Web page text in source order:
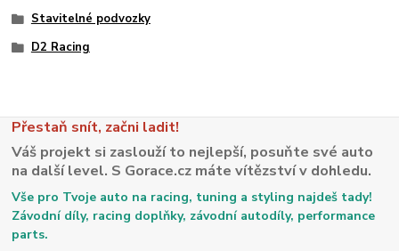
Stavitelné podvozky
D2 Racing
Přestaň snít, začni ladit!
Váš projekt si zaslouží to nejlepší, posuňte své auto
na další level. S Gorace.cz máte vítězství v dohledu.
Vše pro Tvoje auto na racing, tuning a styling najdeš tady!
Závodní díly, racing doplňky, závodní autodíly, performance
parts.